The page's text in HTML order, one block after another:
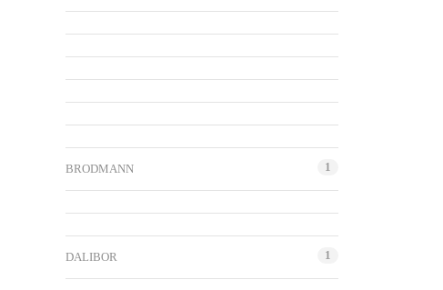
BRODMANN 1
DALIBOR 1